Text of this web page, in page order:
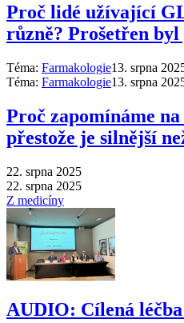
Proč lidé užívající
různě? Prošetřen byl
Téma: Farmakologie13. srpna
Téma: Farmakologie13. srpna
Proč zapomínáme
přestože je silnější
22. srpna 2025
22. srpna 2025
Z medicíny
AUDIO: Cílená